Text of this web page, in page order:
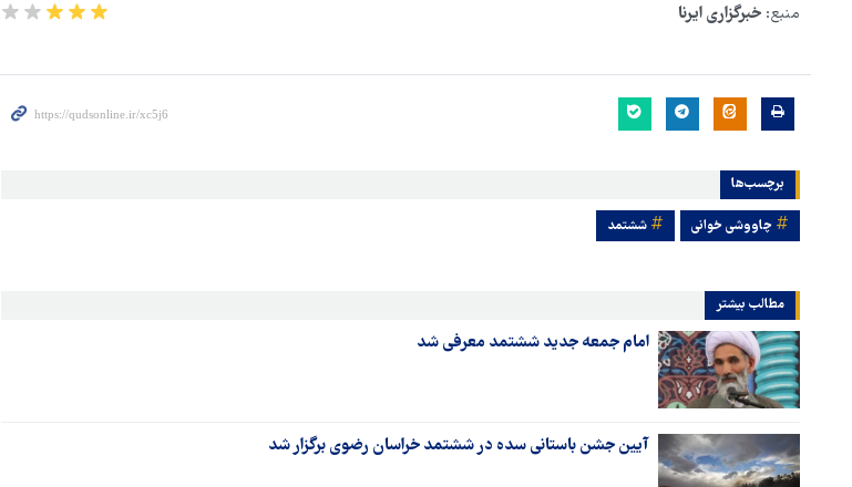
منبع: خبرگزاری ایرنا
برچسب‌ها
چاووشی خوانی ششتمد
مطالب بیشتر
امام جمعه جدید ششتمد معرفی شد
آیین جشن باستانی سده در ششتمد خراسان رضوی برگزار شد